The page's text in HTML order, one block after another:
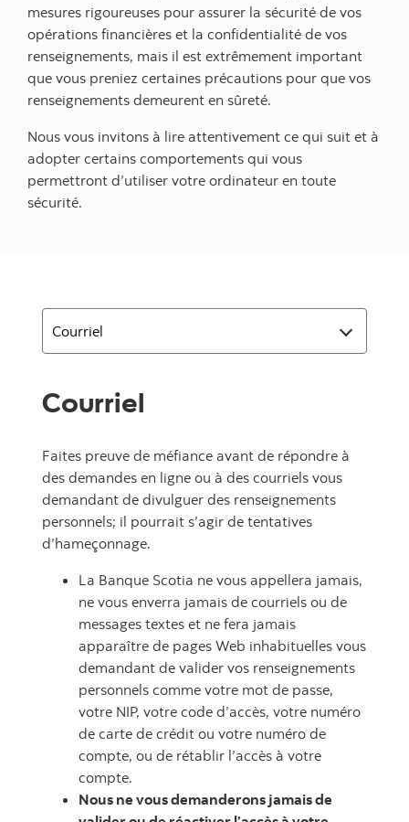
mesures rigoureuses pour assurer la sécurité de vos
opérations financières et la confidentialité de vos
renseignements, mais il est extrêmement important
que vous preniez certaines précautions pour que vos
renseignements demeurent en sûreté.
Nous vous invitons à lire attentivement ce qui suit et à
adopter certains comportements qui vous
permettront d’utiliser votre ordinateur en toute
sécurité.
Courriel
Faites preuve de méfiance avant de répondre à
des demandes en ligne ou à des courriels vous
demandant de divulguer des renseignements
personnels; il pourrait s’agir de tentatives
d’hameçonnage.
La Banque Scotia ne vous appellera jamais,
ne vous enverra jamais de courriels ou de
messages textes et ne fera jamais
apparaître de pages Web inhabituelles vous
demandant de valider vos renseignements
personnels comme votre mot de passe,
votre NIP, votre code d’accès, votre numéro
de carte de crédit ou votre numéro de
compte, ou de rétablir l’accès à votre
compte.
Nous ne vous demanderons jamais de